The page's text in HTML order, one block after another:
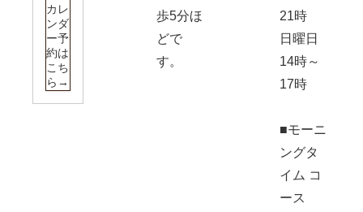
カレ
ンダ
ー予
約は
こち
ら→
歩5分ほ
どで
す。
21時
日曜日
14時～
17時
■モーニ
ングタ
イム コ
ース